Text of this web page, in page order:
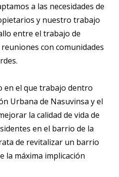
amos a las necesidades de
y nuestro trabajo
entre el trabajo de
con comunidades
en el que trabajo dentro
Urbana de Nasuvinsa y el
la calidad de vida de
en el barrio de la
de revitalizar un barrio
la máxima implicación